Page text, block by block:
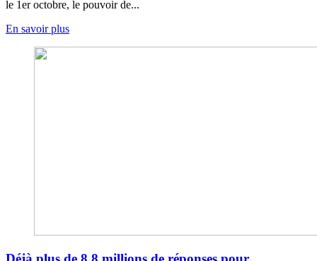
le 1er octobre, le pouvoir de...
En savoir plus